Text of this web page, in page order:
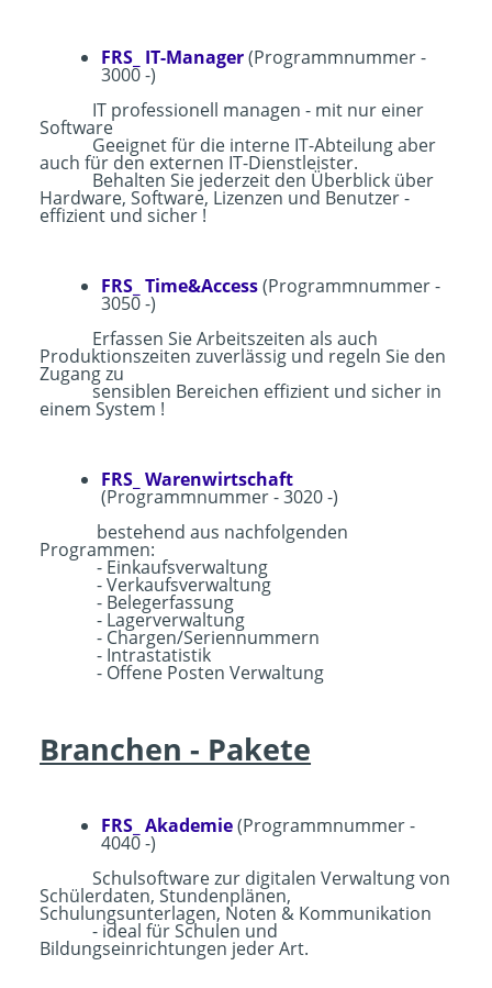
FRS_ IT-Manager(Programmnummer -
3000 -)
IT professionell managen - mit nur einer
Software
Geeignet für die interne IT-Abteilung aber
auch für den externen IT-Dienstleister.
Behalten Sie jederzeit den Überblick über
Hardware, Software, Lizenzen und Benutzer -
effizient und sicher !
FRS_ Time&Access(Programmnummer -
3050 -)
Erfassen Sie Arbeitszeiten als auch
Produktionszeiten zuverlässig und regeln Sie den
Zugang zu
sensiblen Bereichen effizient und sicher in
einem System !
FRS_ Warenwirtschaft
(Programmnummer - 3020 -)
bestehend aus nachfolgenden
Programmen:
- Einkaufsverwaltung
- Verkaufsverwaltung
- Belegerfassung
- Lagerverwaltung
- Chargen/Seriennummern
- Intrastatistik
- Offene Posten Verwaltung
Branchen - Pakete
FRS_ Akademie(Programmnummer -
4040 -)
Schulsoftware zur digitalen Verwaltung von
Schülerdaten, Stundenplänen,
Schulungsunterlagen, Noten & Kommunikation
- ideal für Schulen und
Bildungseinrichtungen jeder Art.